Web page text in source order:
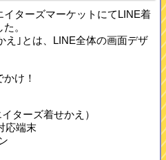
ターズマーケットにてLINE着
。
え｣とは、LINE全体の画面デザ
け！
ターズ着せかえ）
応端末